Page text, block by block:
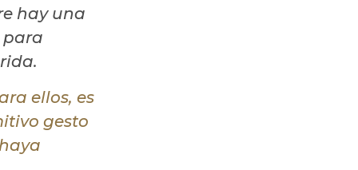
hay una
para
ellos, es
gesto